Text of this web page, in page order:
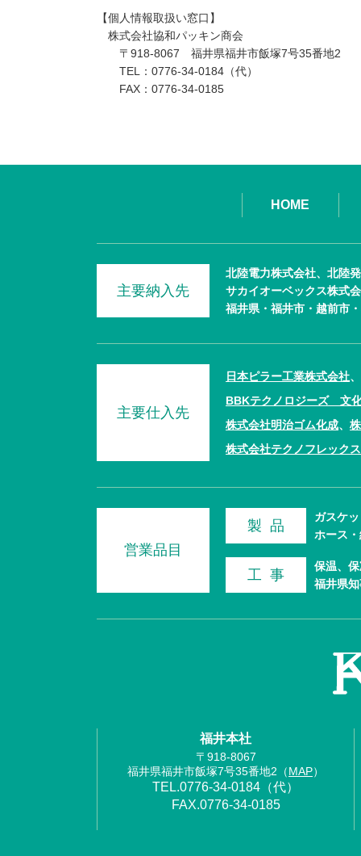
【個人情報取扱い窓口】
株式会社協和パッキン商会
〒918-8067 福井県福井市飯塚7号35番地2
TEL：0776-34-0184（代）
FAX：0776-34-0185
HOME
主要納入先
北陸電力株式会社、 北陸
サカイオーベックス株式
福井県・ 福井市・ 越前市・
主要仕入先
日本ピラー工業株式会社、
BBKテクノロジーズ 文
株式会社明治ゴム化成、
株式会社テクノフレックス
営業品目
製 品
ガスケ
ホース
工 事
保温、
福井県
福井本社
〒918-8067
福井県福井市飯塚7号35番地2（MAP）
TEL.0776-34-0184（代）
FAX.0776-34-0185